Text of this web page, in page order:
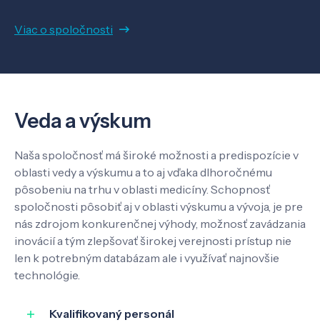
Know-how
O nás
Kontakt
SK EN
Viac o spoločnosti
Veda a výskum
Naša spoločnosť má široké možnosti a predispozície v
oblasti vedy a výskumu a to aj vďaka dlhoročnému
pôsobeniu na trhu v oblasti medicíny. Schopnosť
spoločnosti pôsobiť aj v oblasti výskumu a vývoja, je pre
nás zdrojom konkurenčnej výhody, možnosť zavádzania
inovácií a tým zlepšovať širokej verejnosti prístup nie
len k potrebným databázam ale i využívať najnovšie
technológie.
Kvalifikovaný personál